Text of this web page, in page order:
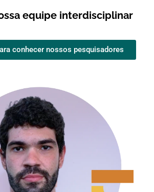
equipe interdisciplinar
conhecer nossos pesquisadores